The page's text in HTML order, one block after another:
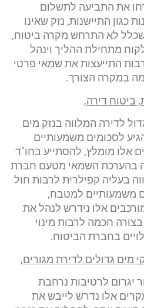
את התביעה לתשלום
כגון התיישנות, נזק שאינו
שכלל לא התרחש מקרה ביטוח,
מתחילת ההליך וינהל
התייעצות את שמאי פרטי
במקרה הצורך.
דירה,
לדירה המלווה בנזק מים
לסכומים משמעותיים
אלו מומלץ, להסתייע בחו"ד
בהערכת השמאי מטעם חברת
בעליה קפילרית לרבות חול
משמעותיים למטבח,
אלו נידרש לנהל את
חכמה לרבות מינוי
בחברת הביטוח.
מים גדולים לדירת מגורים,
יגרום לרטיבות נרחבת
אלו נדרש לייבש את